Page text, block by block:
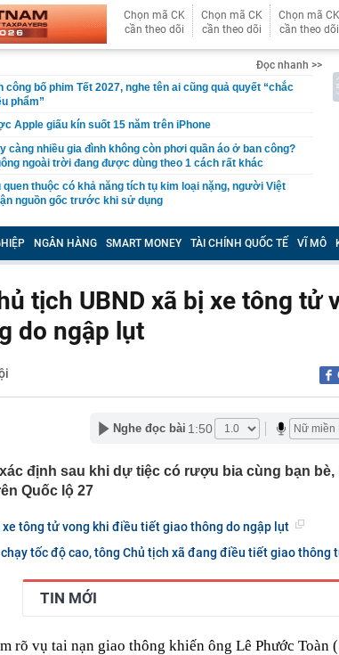
Chọn mã CK
cần theo dõi
Chọn mã CK
cần theo dõi
Chọn mã CK
cần theo dõi
Đọc nhanh >>
công bố phim Tết 2027, nghe tên ai cũng quả quyết “chắc
phẩm”
Apple giấu kín suốt 15 năm trên iPhone
càng nhiều gia đình không còn phơi quần áo ở ban công?
ngoài trời đang được dùng theo 1 cách rất khác
quen thuộc có khả năng tích tụ kim loại nặng, người Việt
nguồn gốc trước khi sử dụng
Lịch đi học trở lại của học sinh 34 tỉnh, thành phố sau kỳ
Việt hầu như món nào cũng có hành lá?
viên gắn bó khăng khít, con trẻ được hưởng lợi!
kích Crimea, phá hủy hệ thống phòng không 15 triệu USD
12 tuổi
29A "dính" gần 100 lần phạt nguội do chạy quá tốc độ quy
Trump bực bội vì lộ tin về kho đạn dược Mỹ
đón đợt nắng nóng mới, chấm dứt mưa dông
mà nấu dễ từ "vua của các loại rau", giàu axit folic gấp
nữ ăn đều sẽ tốt cho dạ dày và sống thọ
nhỏ đen nhẻm chụp ảnh cùng Quế Ngọc Hải: Giờ thành
12,5 kg vàng trị giá gần 311 tỷ đồng ngay trên một chiếc
Quốc
bất ngờ lớn: Nhược điểm chính sẽ sớm trở thành dĩ
NGÂN HÀNG SMART MONEY TÀI CHÍNH QUỐC TẾ VĨ MÔ
tịch UBND xã bị xe tông tử
do ngập lụt
Nghe đọc bài 1:50
định sau khi dự tiệc có rượu bia cùng bạn bè,
Quốc lộ 27
xe tông tử vong khi điều tiết giao thông do ngập lụt
tốc độ cao, tông Chủ tịch xã đang điều tiết giao thông
TIN MỚI
rõ vụ tai nạn giao thông khiến ông Lê Phước Toàn